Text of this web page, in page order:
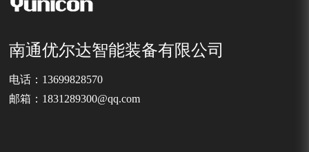
南通优尔达智能装备有限公司
电话：13699828570
邮箱：1831289300@qq.com